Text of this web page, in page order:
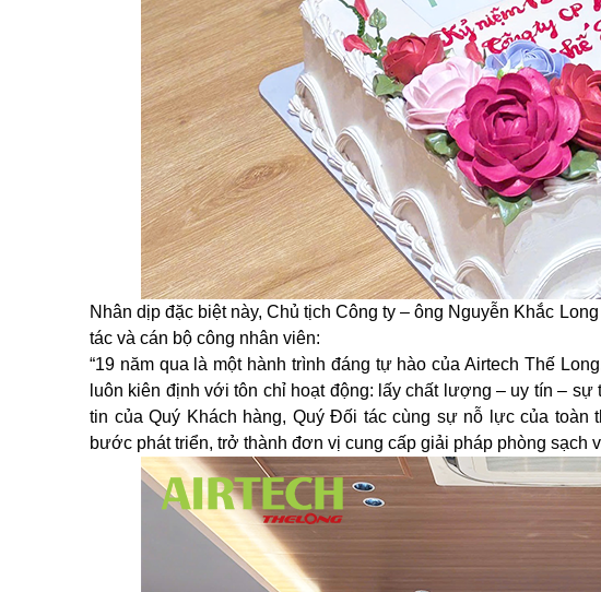
Nhân dịp đặc biệt này, Chủ tịch Công ty – ông Nguyễn Khắc
tác và cán bộ công nhân viên:
“19 năm qua là một hành trình đáng tự hào của Airtech Thế
luôn kiên định với tôn chỉ hoạt động: lấy chất lượng – uy tín –
tin của Quý Khách hàng, Quý Đối tác cùng sự nỗ lực của toàn
bước phát triển, trở thành đơn vị cung cấp giải pháp phòng sạch